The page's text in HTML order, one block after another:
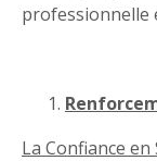
professionnelle
La Confiance